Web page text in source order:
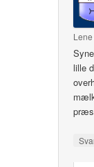
lille